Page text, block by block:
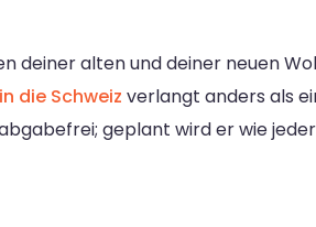
deiner alten und deiner neuen
die Schweiz verlangt anders als
geplant wird er wie